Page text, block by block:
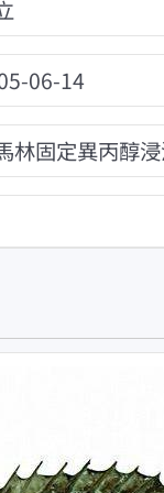
06-14
林固定異丙醇